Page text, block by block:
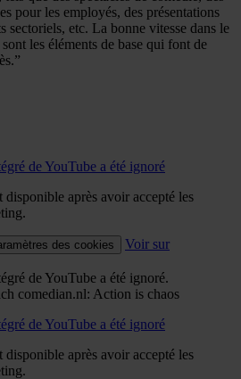
pour les employés, des présentations
sectoriels, etc. La bonne vitesse dans le
les éléments de base qui font de
de YouTube a été ignoré
disponible après avoir accepté les
des cookies
Voir sur
de YouTube a été ignoré.
comedian.nl: Action is chaos
de YouTube a été ignoré
disponible après avoir accepté les